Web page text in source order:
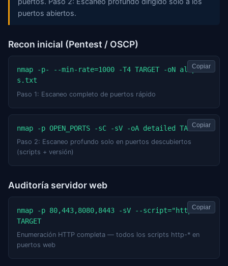
puertos abiertos.
Recon inicial (Pentest / OSCP)
nmap -p- --min-rate=1000 -T4 TARGET -oN allport
s.txt
Paso 1: Escaneo completo de puertos rápido
Copiar
nmap -p OPEN_PORTS -sC -sV -oA detailed TARGET
Paso 2: Escaneo profundo solo en puertos descubiertos
(scripts + versión)
Copiar
Auditoría servidor web
nmap -p 80,443,8080,8443 -sV --script="http-*"
TARGET
Enumeración HTTP completa — todos los scripts http-* en
puertos web
Copiar